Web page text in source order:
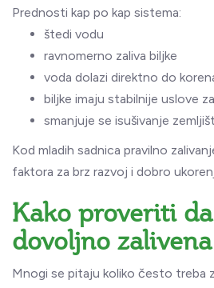
Prednosti kap po kap sistema:
štedi vodu
ravnomerno zaliva biljke
voda dolazi direktno do
biljke imaju stabilnije uslove
smanjuje se isušivanje
Kod mladih sadnica pravilno
faktora za brz razvoj i dobro
Kako proveriti
dovoljno
Mnogi se pitaju koliko često treba